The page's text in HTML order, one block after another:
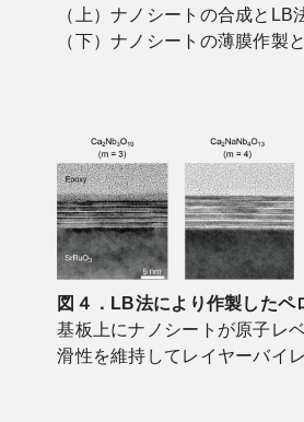
（上）ナノシートの合成と
（下）ナノシートの薄膜作製
図４．LB法により作製したペ
基板上にナノシートが原子レ
滑性を維持してレイヤーバイ